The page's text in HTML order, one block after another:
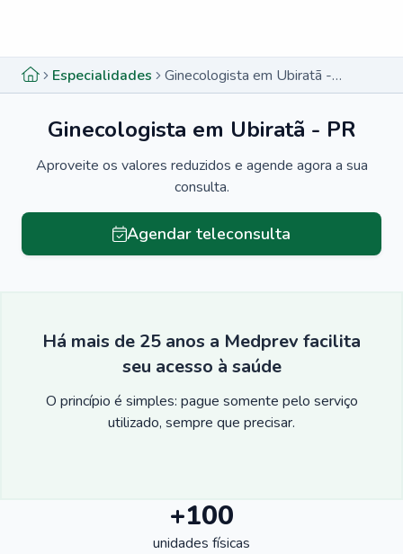
Especialidades Ginecologista em Ubiratã - PR
Ginecologista em Ubiratã - PR
Aproveite os valores reduzidos e agende agora a sua
consulta.
Agendar teleconsulta
Há mais de 25 anos a Medprev facilita
seu acesso à saúde
O princípio é simples: pague somente pelo serviço
utilizado, sempre que precisar.
+100
unidades físicas